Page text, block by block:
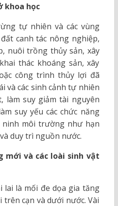
khoa học
tự nhiên và các vùng
canh tác nông nghiệp,
nuôi trồng thủy sản, xây
thác khoáng sản, xây
công trình thủy lợi đã
và các sinh cảnh tự nhiên
làm suy giảm tài nguyên
suy yếu các chức năng
môi trường như hạn
duy trì nguồn nước.
mới và các loài sinh vật
lai là mối đe dọa gia tăng
trên cạn và dưới nước. Vài